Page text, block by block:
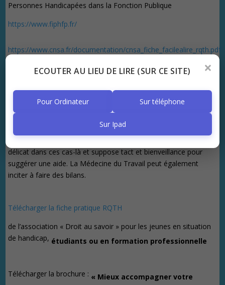
Personnes Handicapées dans la Fonction Publique
https://www.fiphfp.fr/
https://www.cnsa.fr/documentation/cnsa_fiche_facilealire_rqth.pdf
qu’aucun bilan n’ait été réalisé pour mettre un nom sur ses
difficultés et proposer des rééducations. Cette personne arrive
donc sur le marché du travail – souvent sans qualification –
avec toutes ses difficultés, la honte et la culpabilité qui lui
délicat dans ces cas-là et suppose tact et bienveillance pour
suggérer une aide. La Médecine du Travail peut également
inciter à faire des bilans.
Télécharger la fiche pratique RQTH
de l’association « Droit au savoir » pour les jeunes en situation
de handicap, étudiants ou en formation professionnelle
Télécharger la brochure : « Mieux accompagner votre
×
ECOUTER AU LIEU DE LIRE (SUR CE SITE)
Pour Ordinateur Sur téléphone
Sur Ipad